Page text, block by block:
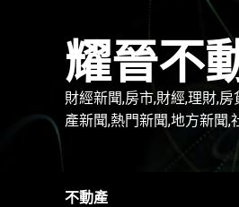
耀晉不
財經新聞,房市,財經,理財,
產新聞,熱門新聞,地方新聞,
不動產